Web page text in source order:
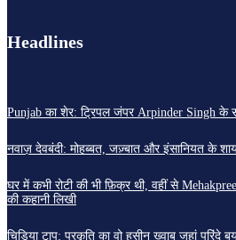
Headlines
Punjab का शेर: ट्रिपल जंपर Arpinder Singh के
नवाज़ देवबंदी: मोहब्बत, जज़्बात और इंसानियत के
घर में कभी रोटी की भी फ़िक्र थी, वहीं से
की कहानी लिखी
चिड़िया टापू: प्रकृति का वो हसीन ख्वाब जहां परिंदे